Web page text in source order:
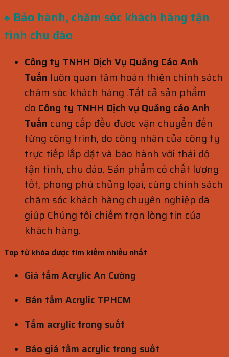
♠ Bảo hành, chăm sóc khách hàng tận
tình chu đáo
Công ty TNHH Dịch Vụ Quảng Cáo Anh
Tuấn luôn quan tâm hoàn thiện chính sách
chăm sóc khách hàng .Tất cả sản phẩm
do Công ty TNHH Dịch vụ Quảng cáo Anh
Tuấn cung cấp đều đươc vận chuyển đến
từng công trình, do công nhân của công ty
trực tiếp lắp đặt và bảo hành với thái độ
tận tình, chu đáo. Sản phẩm có chất lượng
tốt, phong phú chủng lọai, cùng chính sách
chăm sóc khách hàng chuyên nghiệp đã
giúp Chúng tôi chiếm trọn lòng tin của
khách hàng.
Top từ khóa được tìm kiếm nhiều nhất
Giá tấm Acrylic An Cường
Bán tấm Acrylic TPHCM
Tấm acrylic trong suốt
Báo giá tấm acrylic trong suốt